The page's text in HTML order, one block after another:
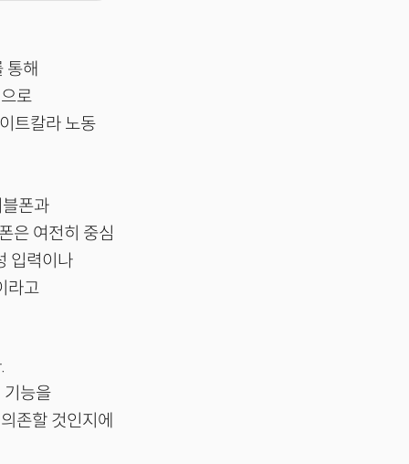
통해
로
트칼라 노동
폰과
은 여전히 중심
입력이나
라고
기능을
존할 것인지에